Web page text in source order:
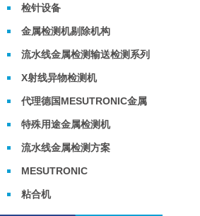
检针设备
金属检测机剔除机构
流水线金属检测输送检测系列
X射线异物检测机
代理德国MESUTRONIC金属
检测机特殊用途金属检测机
流水线金属检测方案
MESUTRONIC
粘合机